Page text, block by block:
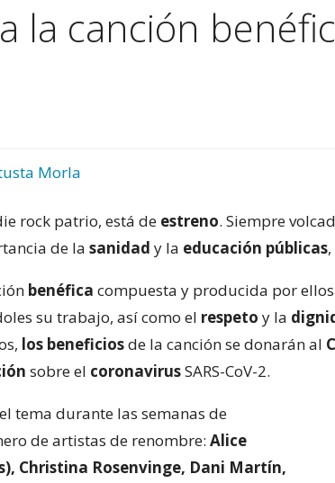
la canción
Morla
rock patrio, está de estreno. Siempre
de lasanidady la educación públicas
benéfica compuesta y producida por
su trabajo, así como el respeto y la
los beneficiosde la canción se donarán al
sobre el coronavirusSARS-CoV-2.
tema durante las semanas de
de artistas de renombre:Alice
, Christina Rosenvinge, Dani Martín,